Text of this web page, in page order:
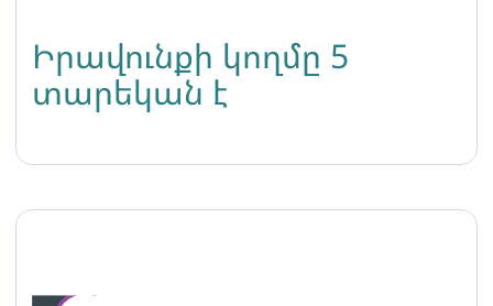
Իրավունքի կողմը 5
տարեկան է